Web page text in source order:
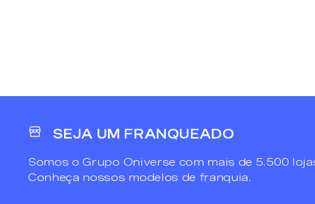
SEJA UM FRANQUEADO
Somos o Grupo Oniverse com mais de 5.500
Conheça nossos modelos de franquia.